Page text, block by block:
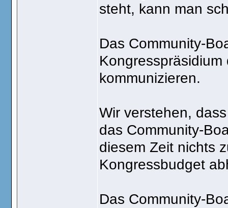
steht, kann man
Das Community-
kommunizieren.
Wir verstehen,
das Community-
diesem Zeit nichts
Kongressbudget
Das Community-